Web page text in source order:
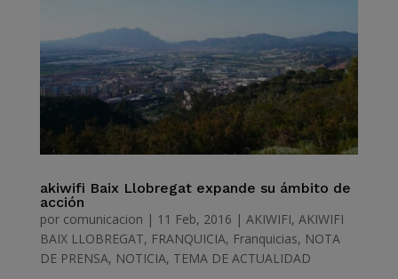
akiwifi Baix Llobregat expande su ámbito de
acción
por comunicacion | 11 Feb, 2016 | AKIWIFI, AKIWIFI
BAIX LLOBREGAT, FRANQUICIA, Franquicias, NOTA
DE PRENSA, NOTICIA, TEMA DE ACTUALIDAD